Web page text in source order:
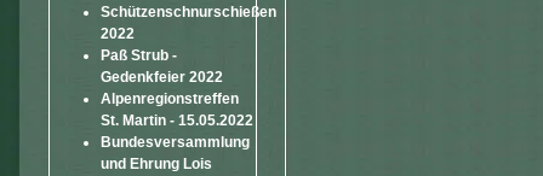
Schützenschnurschießen
2022
Paß Strub -
Gedenkfeier 2022
Alpenregionstreffen
St. Martin - 15.05.2022
Bundesversammlung
und Ehrung Lois